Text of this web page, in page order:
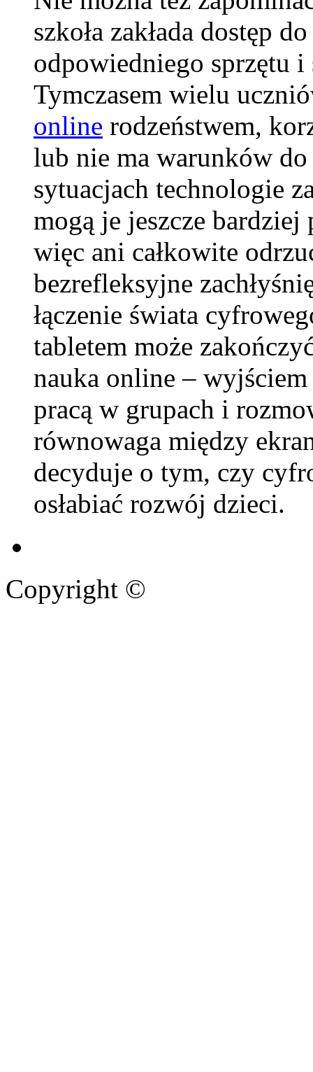
szkoła zakłada dostęp
odpowiedniego sprzętu
Tymczasem wielu
online rodzeństwem,
lub nie ma warunków
sytuacjach technologie
mogą je jeszcze bardziej
więc ani całkowite
bezrefleksyjne
łączenie świata
tabletem może
nauka online –
pracą w grupach i
równowaga między
decyduje o tym, czy
osłabiać rozwój dzieci.
Copyright ©